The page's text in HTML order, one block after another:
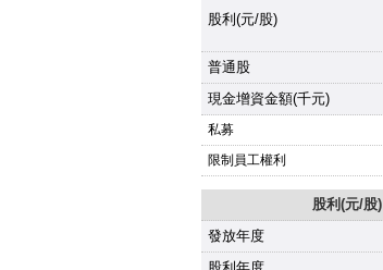
股利(元/股)
普通股
現金增資金額(千元)
私募
限制員工權利
股利(元/股)
發放年度